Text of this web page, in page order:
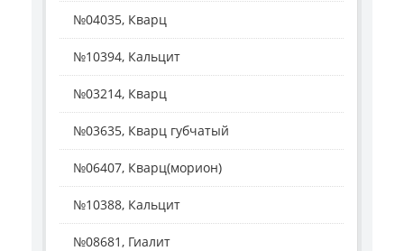
№04035, Кварц
№10394, Кальцит
№03214, Кварц
№03635, Кварц губчатый
№06407, Кварц(морион)
№10388, Кальцит
№08681, Гиалит